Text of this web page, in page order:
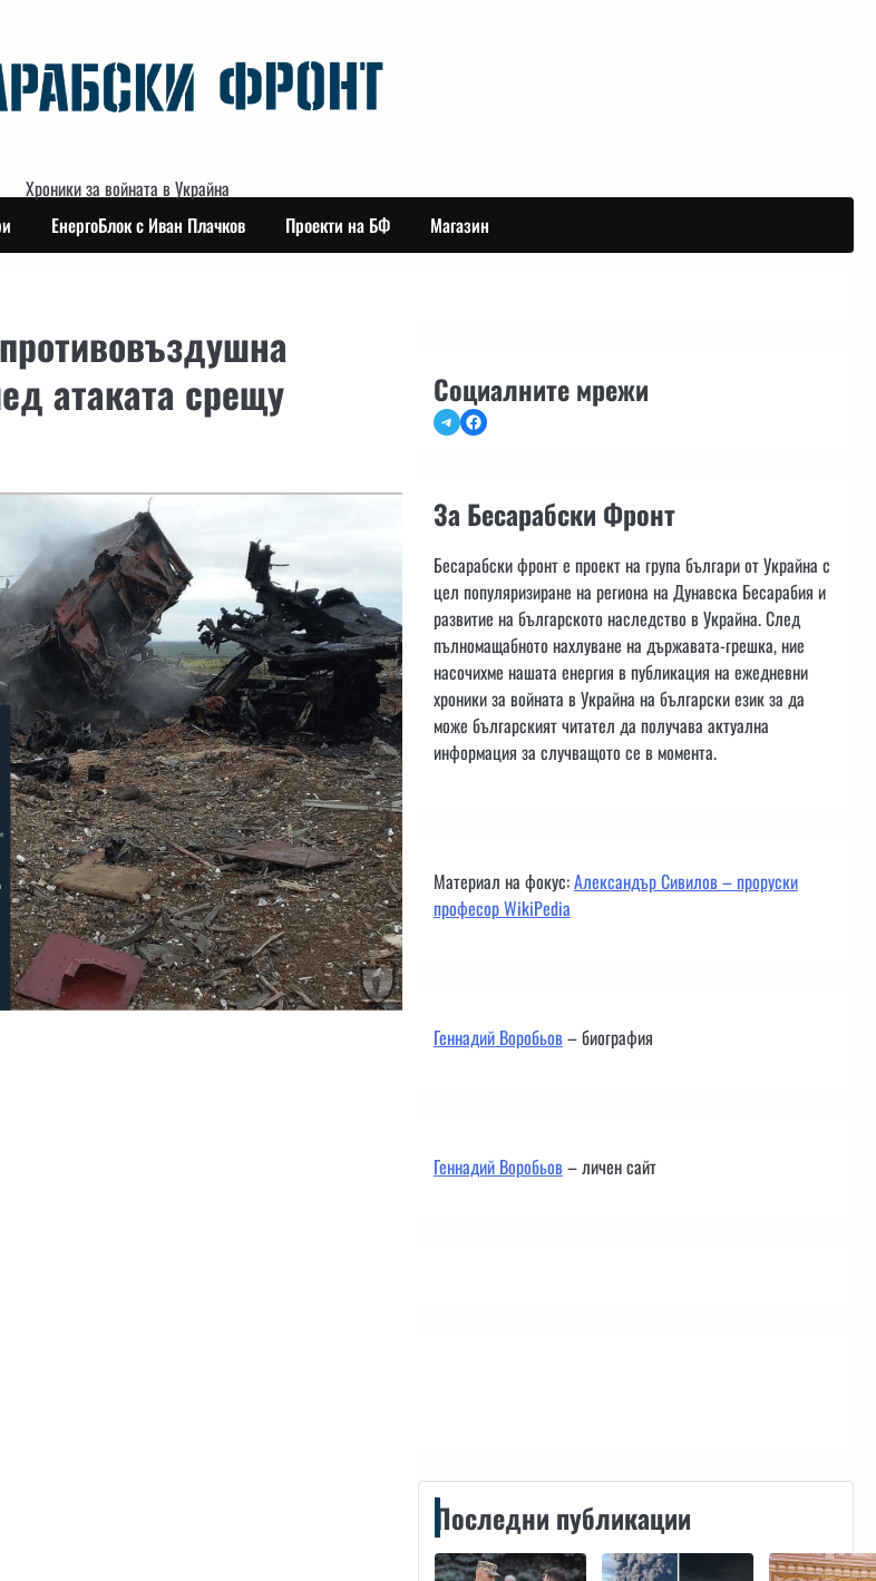
Хроники за войната в Украйна
ЕнергоБлок с Иван Плачков Проекти на БФ Магазин
атаката срещу
Социалните мрежи
TelegramFacebook
За Бесарабски Фронт
Бесарабски фронт е проект на група българи от Украйна с
цел популяризиране на региона на Дунавска Бесарабия и
развитие на българското наследство в Украйна. След
пълномащабното нахлуване на държавата-грешка, ние
насочихме нашата енергия в публикация на ежедневни
хроники за войната в Украйна на български език за да
може българският читател да получава актуална
информация за случващото се в момента.
Материал на фокус:Александър Сивилов – проруски
професор WikiPedia
Геннадий Воробьов– биография
Геннадий Воробьов– личен сайт
Последни публикации